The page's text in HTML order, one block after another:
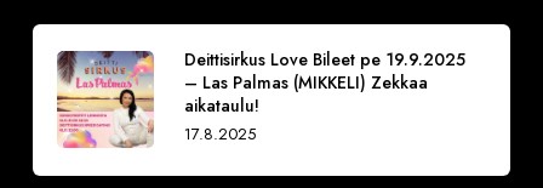
Deittisirkus Love Bileet pe 19.9.2025
– Las Palmas (MIKKELI) Zekkaa
aikataulu!
17.8.2025